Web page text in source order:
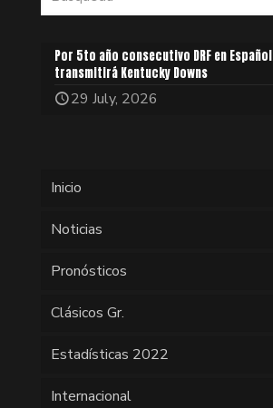
Por 5to año consecutivo DRF en Español
transmitirá Kentucky Downs
29 July, 2026
Inicio
Noticias
Pronósticos
Clásicos Gr.
Estadísticas 2022
Internacional